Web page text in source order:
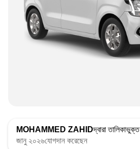
MOHAMMED ZAHIDদ্বারা তালিকাভুক্ত
জানু ২০২৬যোগদান করেছেন